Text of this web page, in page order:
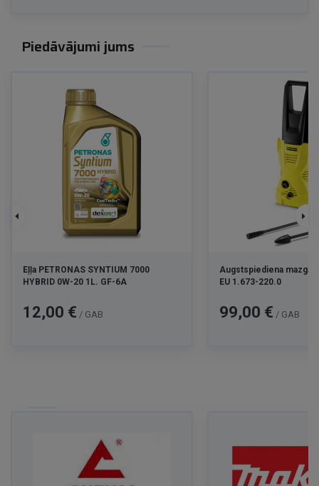
Piedāvājumi jums
Eļļa PETRONAS SYNTIUM 7000
HYBRID 0W-20 1L. GF-6A
Cena
12,00 € / GAB
Augstspiediena
EU 1.673-220.0
Cena
99,00 € / GAB